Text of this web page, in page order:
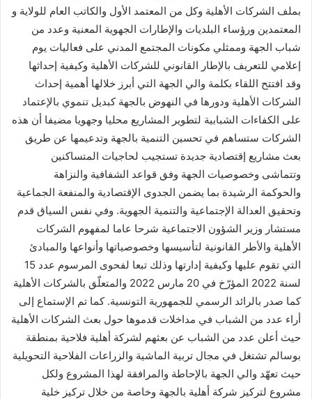
بملف الشركات الأهلية وكل من المعتمد الأول والكاتب العام للولاية و
المعتمدين ورؤساء البلديات والإطارات الجهوية المعنية وعدد من
شباب الجهة وممثلي مكونات المجتمع المدني على فعاليات يوم
إعلامي للتعريف بالإطار القانوني للشركات الأهلية وكيفية إحداثها
وقد افتتح اللقاء بكلمة والي الجهة التي أبرز خلالها أهمية إحداث
الشركات الأهلية ودورها في النهوض بالجهة كبديل تنموي بالإعتماد
على الكفاءات الشبابية لتطوير المشاريع محليا وجهويا مضيفا أن هذه
الشركات ستساهم في تحسين التنمية بالجهة وتدعيمها عن طريق
بعث مشاريع إقتصادية جديدة تستجيب لحاجيات المتساكنين
وتتماشى وخصوصيات الجهة وفق قواعد الشفافية والنزاهة
والحوكمة الرشيدة بما يضمن الجدوى الإقتصادية والمنفعة الجماعية
وتحقيق العدالة الإجتماعية والتنمية الجهوية. وفي نفس السياق قدم
مستشار وزير الشؤون الاجتماعية شرحا عاما لمفهوم الشركات
الأهلية والأطر القانونية لتأسيسها وخصوصياتها وأنواعها والمبادئ
التي تقوم عليها وكيفية إدارتها وذلك تبعا لفحوى المرسوم عدد 15
لسنة 2022 المؤرّخ في 20 مارس 2022 والمتعلّق بالشركات الأهلية
كما صدر بالرائد الرسمي للجمهورية التونسية. كما تم الإستماع إلى
أراء عدد من الشباب في مداخلات قدموها حول بعث الشركات الأهلية
حيث أعلن عدد من الشباب عن بعثهم لشركة أهلية فلاحية بمنطقة
بوسالم تشتغل في مجال تربية الماشية والزراعات الفلاحية التحويلية
حيث تعهّد والي الجهة بالإحاطة والمرافقة لهذا المشروع ولكل
مشروع لتركيز شركة أهلية بالجهة وخاصة من خلال تركيز خلية